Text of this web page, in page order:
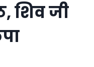
शिव जी